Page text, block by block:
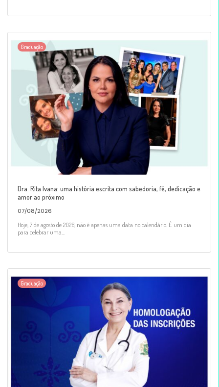
Graduação
Dra. Rita Ivana: uma história escrita com sabedoria, fé, dedicação e
amor ao próximo
07/08/2026
Hoje, 7 de agosto de 2026, não é apenas uma data no calendário. É um dia
para celebrar uma...
Graduação